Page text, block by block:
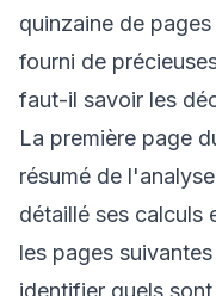
quinzaine de
fourni de
faut-il savoir les
La première page
résumé de
détaillé ses calculs
les pages
identifier quels